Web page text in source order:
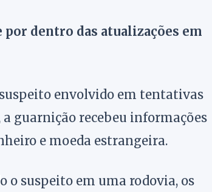
por dentro das atualizações em
envolvido em tentativas
guarnição recebeu informações
e moeda estrangeira.
o suspeito em uma rodovia, os